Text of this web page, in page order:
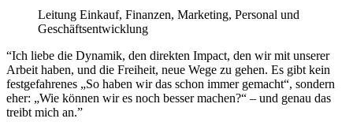
Leitung Einkauf, Finanzen, Marketing, Personal und
Geschäftsentwicklung
“Ich liebe die Dynamik, den direkten Impact, den wir mit unserer
Arbeit haben, und die Freiheit, neue Wege zu gehen. Es gibt kein
festgefahrenes „So haben wir das schon immer gemacht“, sondern
eher: „Wie können wir es noch besser machen?“ – und genau das
treibt mich an.”